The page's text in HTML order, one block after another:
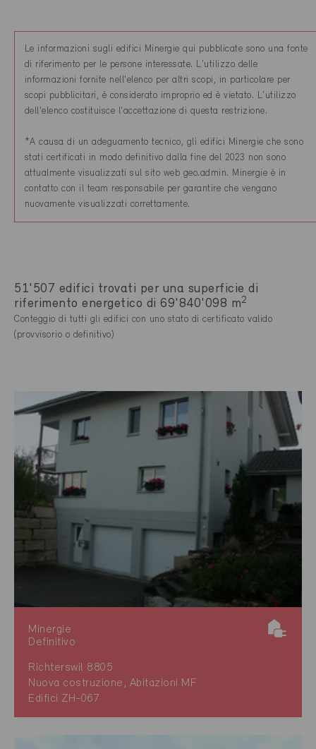
Le informazioni sugli edifici Minergie qui pubblicate sono una fonte
di riferimento per le persone interessate. L'utilizzo delle
informazioni fornite nell'elenco per altri scopi, in particolare per
scopi pubblicitari, è considerato improprio ed è vietato. L'utilizzo
dell'elenco costituisce l'accettazione di questa restrizione.
*A causa di un adeguamento tecnico, gli edifici Minergie che sono
stati certificati in modo definitivo dalla fine del 2023 non sono
attualmente visualizzati sul sito web geo.admin. Minergie è in
contatto con il team responsabile per garantire che vengano
nuovamente visualizzati correttamente.
51'507 edifici trovati per una superficie di
riferimento energetico di 69'840'098 m2
Conteggio di tutti gli edifici con uno stato di certificato valido
(provvisorio o definitivo)
Minergie
Definitivo
Richterswil 8805
Nuova costruzione, Abitazioni MF
Edifici ZH-067